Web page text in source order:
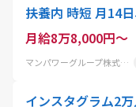
扶養内 時短 月14
月給8万8,000円～
マンパワーグループ株式会社
インスタグラム2